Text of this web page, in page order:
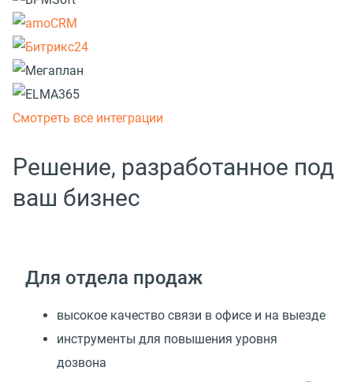
Смотреть все интеграции
Решение, разработанное под
ваш бизнес
Для отдела продаж
высокое качество связи в офисе и на выезде
инструменты для повышения уровня
дозвона